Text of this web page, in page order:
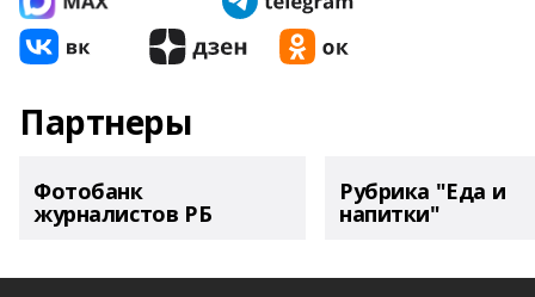
Партнеры
Фотобанк
журналистов РБ
Рубрика "Еда и
напитки"